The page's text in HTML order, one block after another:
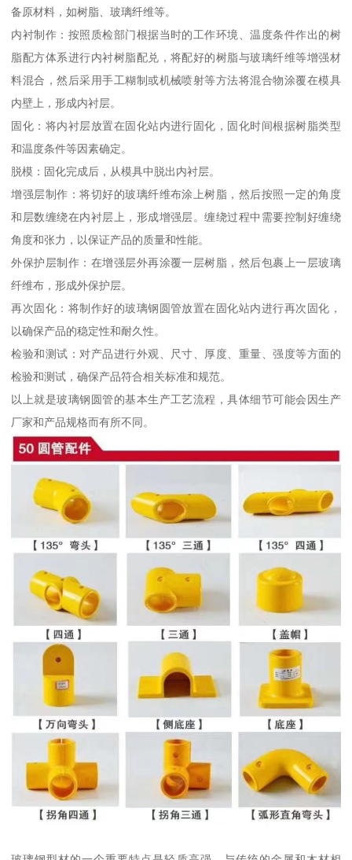
备原材料，如树脂、玻璃纤维等。
内衬制作：按照质检部门根据当时的工作环境、温度条件作出的树
脂配方体系进行内衬树脂配兑，将配好的树脂与玻璃纤维等增强材
料混合，然后采用手工糊制或机械喷射等方法将混合物涂覆在模具
内壁上，形成内衬层。
固化：将内衬层放置在固化站内进行固化，固化时间根据树脂类型
和温度条件等因素确定。
脱模：固化完成后，从模具中脱出内衬层。
增强层制作：将切好的玻璃纤维布涂上树脂，然后按照一定的角度
和层数缠绕在内衬层上，形成增强层。缠绕过程中需要控制好缠绕
角度和张力，以保证产品的质量和性能。
外保护层制作：在增强层外再涂覆一层树脂，然后包裹上一层玻璃
纤维布，形成外保护层。
再次固化：将制作好的玻璃钢圆管放置在固化站内进行再次固化，
以确保产品的稳定性和耐久性。
检验和测试：对产品进行外观、尺寸、厚度、重量、强度等方面的
检验和测试，确保产品符合相关标准和规范。
以上就是玻璃钢圆管的基本生产工艺流程，具体细节可能会因生产
厂家和产品规格而有所不同。